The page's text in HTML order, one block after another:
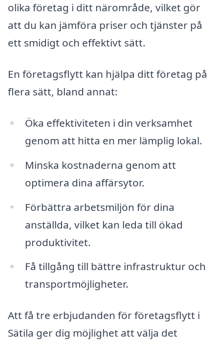
olika företag i ditt närområde, vilket gör
att du kan jämföra priser och tjänster på
ett smidigt och effektivt sätt.
En företagsflytt kan hjälpa ditt företag på
flera sätt, bland annat:
Öka effektiviteten i din verksamhet
genom att hitta en mer lämplig lokal.
Minska kostnaderna genom att
optimera dina affärsytor.
Förbättra arbetsmiljön för dina
anställda, vilket kan leda till ökad
produktivitet.
Få tillgång till bättre infrastruktur och
transportmöjligheter.
Att få tre erbjudanden för företagsflytt i
Sätila ger dig möjlighet att välja det